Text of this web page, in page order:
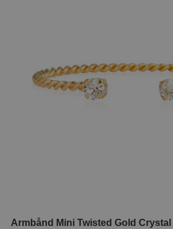
Armbånd Mini Twisted Gold Crystal